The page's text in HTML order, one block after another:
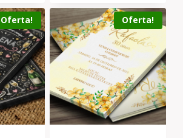
Oferta! Oferta!